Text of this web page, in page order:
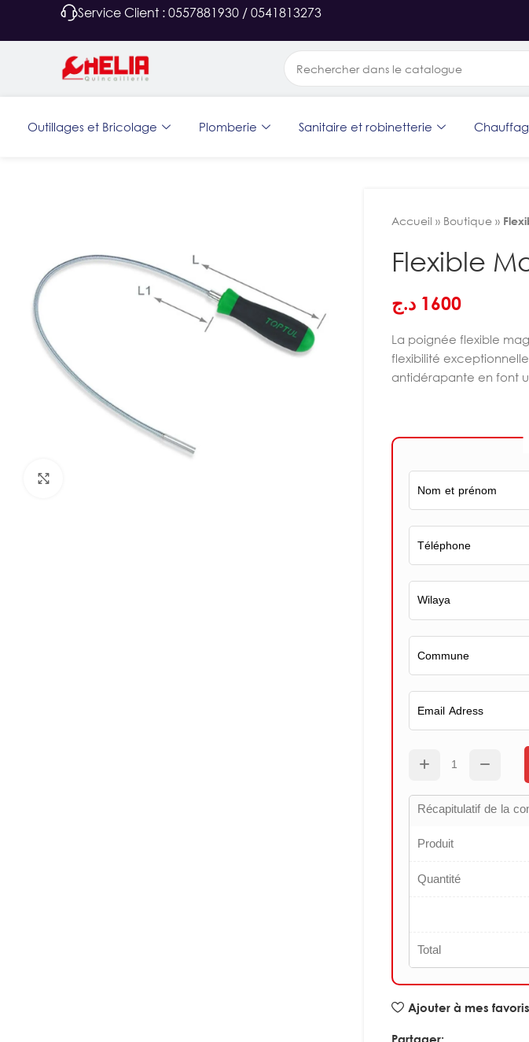
Service Client : 0557881930 / 0541813273
Outillages et Bricolage Plomberie Sanitaire et robinetterie
Accueil » Boutique »
Flexible
1600 د.ج
La poignée flexible
flexibilité
antidérapante en font
Récapitulatif de la
Produit
Quantité
Total
Ajouter à mes favoris
Partager: